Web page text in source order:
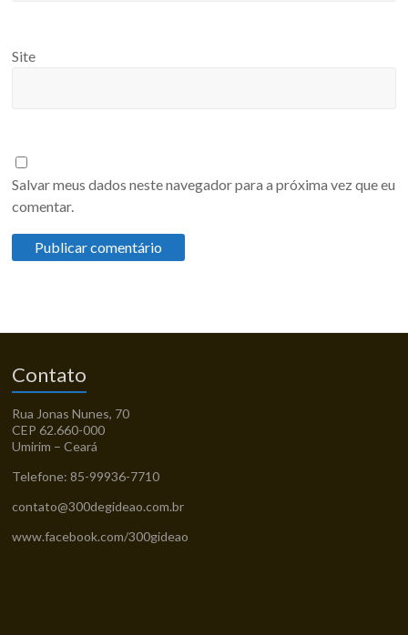
Site
Salvar meus dados neste navegador para a próxima vez que eu
comentar.
Contato
Rua Jonas Nunes, 70
CEP 62.660-000
Umirim – Ceará
Telefone: 85-99936-7710
contato@300degideao.com.br
www.facebook.com/300gideao